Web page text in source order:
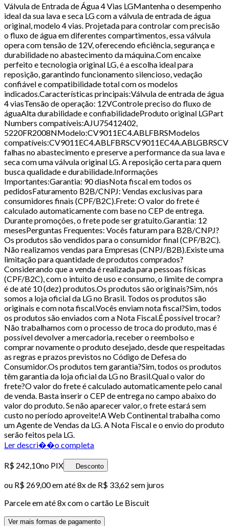
Válvula de Entrada de Água 4 Vias LGMantenha o desempenho
ideal da sua lava e seca LG com a válvula de entrada de água
original, modelo 4 vias. Projetada para controlar com precisão
o fluxo de água em diferentes compartimentos, essa válvula
opera com tensão de 12V, oferecendo eficiência, segurança e
durabilidade no abastecimento da máquina.Com encaixe
perfeito e tecnologia original LG, é a escolha ideal para
reposição, garantindo funcionamento silencioso, vedação
confiável e compatibilidade total com os modelos
indicados.Características principais:Válvula de entrada de água
4 viasTensão de operação: 12VControle preciso do fluxo de
águaAlta durabilidade e confiabilidadeProduto original LGPart
Numbers compatíveis:AJU75412402,
5220FR2008NModelo:CV9011EC4.ABLFBRSModelos
falhas no abastecimento e preserve a performance da sua lava e
seca com uma válvula original LG. A reposição certa para quem
busca qualidade e durabilidade.Informações
Importantes:Garantia: 90 diasNota fiscal em todos os
pedidosFaturamento B2B/CNPJ: Vendas exclusivas para
consumidores finais (CPF/B2C).Frete: O valor do frete é
calculado automaticamente com base no CEP de entrega.
Durante promoções, o frete pode ser gratuito.Garantia: 12
mesesPerguntas Frequentes: Vocês faturam para B2B/CNPJ?
Os produtos são vendidos para o consumidor final (CPF/B2C).
Não realizamos vendas para Empresas (CNPJ/B2B).Existe uma
limitação para quantidade de produtos comprados?
Considerando que a venda é realizada para pessoas físicas
(CPF/B2C), com o intuito de uso e consumo, o limite de compra
é de até 10 (dez) produtos.Os produtos são originais?Sim, nós
somos a loja oficial da LG no Brasil. Todos os produtos são
originais e com nota fiscal.Vocês enviam nota fiscal?Sim, todos
os produtos são enviados com a Nota Fiscal.É possível trocar?
Não trabalhamos com o processo de troca do produto, mas é
possível devolver a mercadoria, receber o reembolso e
comprar novamente o produto desejado, desde que respeitadas
as regras e prazos previstos no Código de Defesa do
Consumidor.Os produtos tem garantia?Sim, todos os produtos
têm garantia da loja oficial da LG no Brasil.Qual o valor do
frete?O valor do frete é calculado automaticamente pelo canal
de venda. Basta inserir o CEP de entrega no campo abaixo do
valor do produto. Se não aparecer valor, o frete estará sem
custo no período aproveite!A Web Continental trabalha como
um Agente de Vendas da LG. A Nota Fiscal e o envio do produto
serão feitos pela LG.
Ler descri��o completa
R$ 242,10no PIX Desconto
ou R$ 269,00em até8x de R$ 33,62 sem juros
Parcele em até8x com o cartão Le Biscuit
Ver mais formas de pagamento